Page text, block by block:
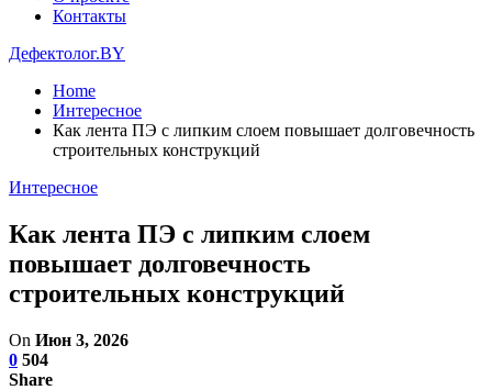
Контакты
Дефектолог.BY
Home
Интересное
Как лента ПЭ с липким слоем повышает долговечность
строительных конструкций
Интересное
Как лента ПЭ с липким слоем
повышает долговечность
строительных конструкций
On Июн 3, 2026
0 504
Share